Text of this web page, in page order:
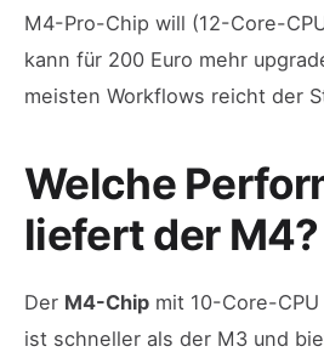
M4-Pro-Chip will (12-Core-
kann für 200 Euro mehr
meisten Workflows reicht der
Welche
liefert der M4?
Der M4-Chip mit 10-Core-
ist schneller als der M3 und